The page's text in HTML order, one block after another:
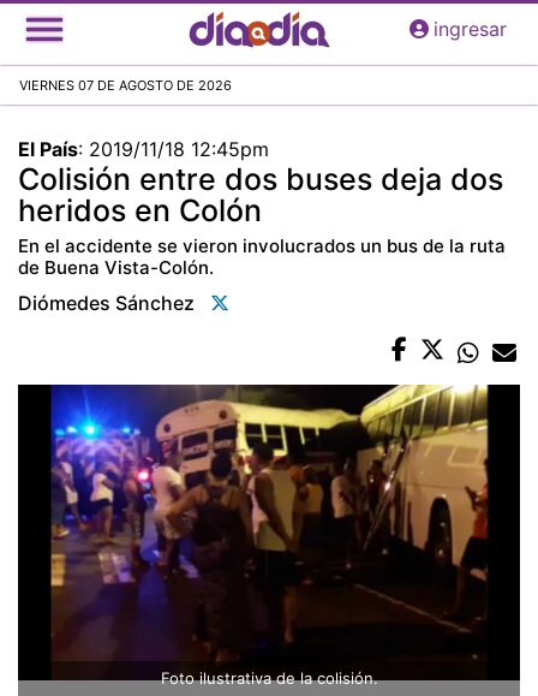
Pasar
al
principal
ingresar
VIERNES 07 DE AGOSTO DE 2026
El País: 2019/11/18 12:45pm
Colisión entre dos buses deja dos
heridos en Colón
En el accidente se vieron involucrados un bus de la ruta
de Buena Vista-Colón.
Diómedes Sánchez
Foto ilustrativa de la colisión.